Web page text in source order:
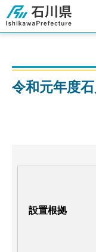
石川県
令和元年度
設置根拠